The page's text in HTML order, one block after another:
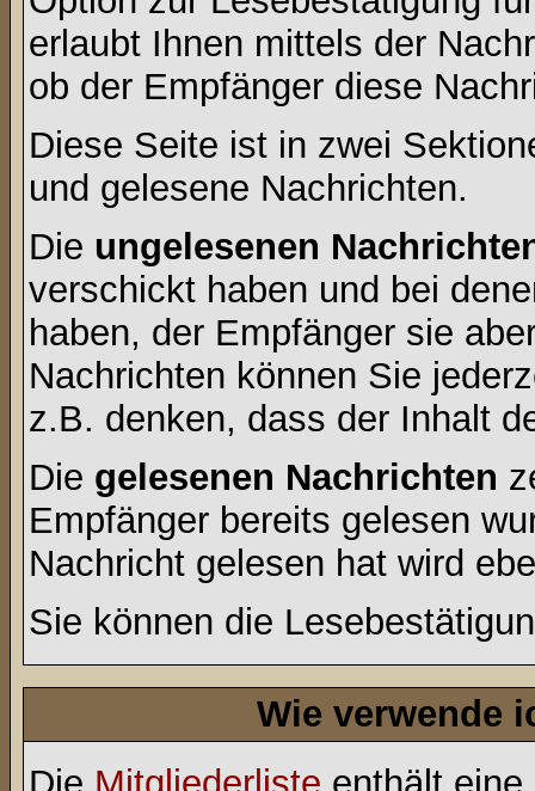
erlaubt Ihnen mittels der
ob der Empfänger diese
Diese Seite ist in zwei
und gelesene Nachrichten.
Die ungelesenen
verschickt haben und bei
haben, der Empfänger sie
Nachrichten können Sie
z.B. denken, dass der Inhalt
Die gelesenen Nachrichten
Empfänger bereits gelesen
Nachricht gelesen hat wird
Sie können die
Wie verwende